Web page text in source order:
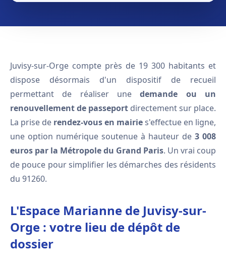
Juvisy-sur-Orge compte près de 19 300 habitants et
dispose désormais d'un dispositif de recueil
permettant de réaliser unedemande ou un
renouvellement de passeport directement sur place.
La prise de rendez-vous en mairies'effectue en ligne,
une option numérique soutenue à hauteur de 3 008
euros par la Métropole du Grand Paris. Un vrai coup
de pouce pour simplifier les démarches des résidents
du 91260.
L'Espace Marianne de Juvisy-sur-
Orge : votre lieu de dépôt de
dossier